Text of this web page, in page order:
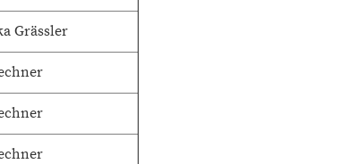
Grässler